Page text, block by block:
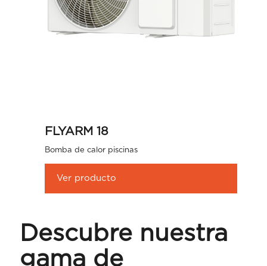
FLYARM 18
Bomba de calor piscinas
Ver producto
Descubre nuestra
gama de